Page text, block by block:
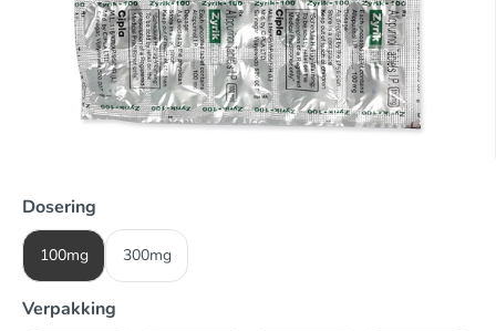
Dosering
100mg 300mg
Verpakking